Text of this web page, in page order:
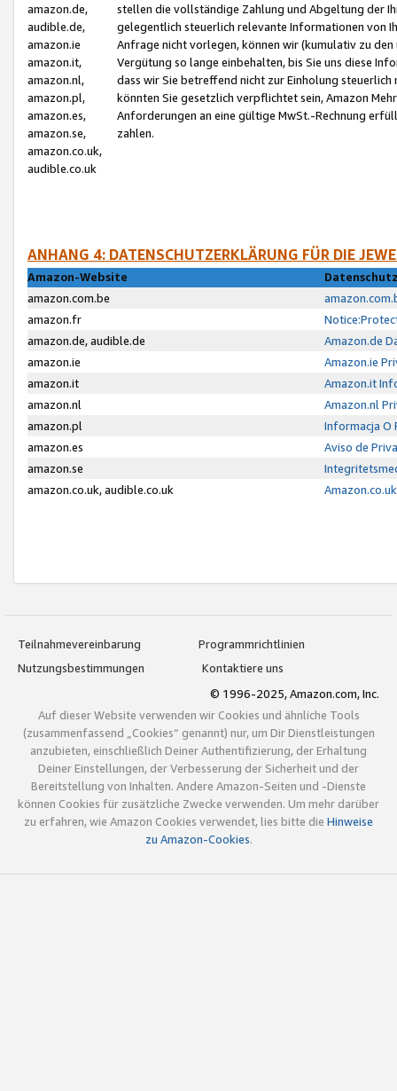
amazon.de,
audible.de,
amazon.ie
amazon.it,
amazon.nl,
amazon.pl,
amazon.es,
amazon.se,
amazon.co.uk,
audible.co.uk
stellen die vollständige Zahlung und Abgeltung der
gelegentlich steuerlich relevante Informationen von
Anfrage nicht vorlegen, können wir (kumulativ zu
Vergütung so lange einbehalten, bis Sie uns diese
dass wir Sie betreffend nicht zur Einholung
könnten Sie gesetzlich verpflichtet sein, Amazon
Anforderungen an eine gültige MwSt.-Rechnung
zahlen.
ANHANG 4: DATENSCHUTZERKLÄRUNG FÜR DIE
Amazon-Website
amazon.com.be
amazon.fr
amazon.de, audible.de
Amazon.de
amazon.ie
Amazon.ie
amazon.it
Amazon.it
amazon.nl
Amazon.nl
amazon.pl
Informacja O
amazon.es
Aviso de
amazon.se
amazon.co.uk, audible.co.uk
Teilnahmevereinbarung
Programmrichtlinien
Nutzungsbestimmungen
Kontaktiere uns
© 1996-2025, Amazon.com, Inc.
Auf dieser Website verwenden wir Cookies und ähnliche Tools
(zusammenfassend „Cookies“ genannt) nur, um Dir Dienstleistungen
anzubieten, einschließlich Deiner Authentifizierung, der Erhaltung
Deiner Einstellungen, der Verbesserung der Sicherheit und der
Bereitstellung von Inhalten. Andere Amazon-Seiten und -Dienste
können Cookies für zusätzliche Zwecke verwenden. Um mehr darüber
zu erfahren, wie Amazon Cookies verwendet, lies bitte die Hinweise
zu Amazon-Cookies.